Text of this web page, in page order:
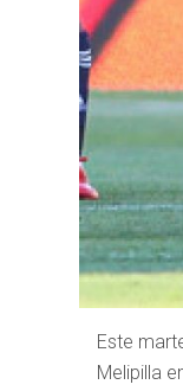
Este
Melipilla